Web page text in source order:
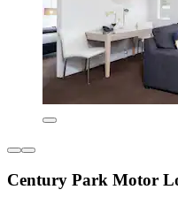
Century Park Motor